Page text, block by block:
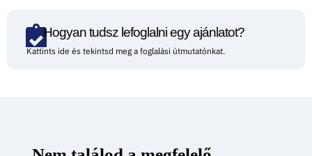
Hogyan tudsz lefoglalni egy ajánlatot?
Kattints ide és tekintsd meg a foglalási útmutatónkat.